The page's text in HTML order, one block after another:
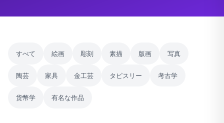
すべて 絵画 彫刻 素描 版画 写真
陶芸 家具 金工芸 タピスリー 考古学
货幣学 有名な作品